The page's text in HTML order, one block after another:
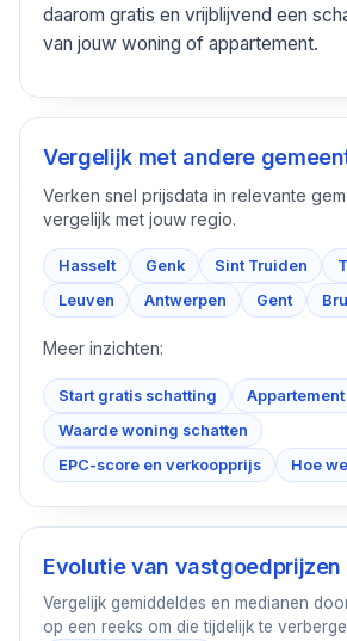
daarom gratis en vrijblijvend een
van jouw woning of appartement.
Vergelijk met andere
Verken snel prijsdata in relevante
vergelijk met jouw regio.
Hasselt Genk Sint Truiden
Leuven
Antwerpen Gent
Meer inzichten:
Start gratis schatting
Waarde woning schatten
EPC-score en verkoopprijs
Hoe
Evolutie van vastgoedprijzen
Vergelijk gemiddeldes en medianen
op een reeks om die tijdelijk te